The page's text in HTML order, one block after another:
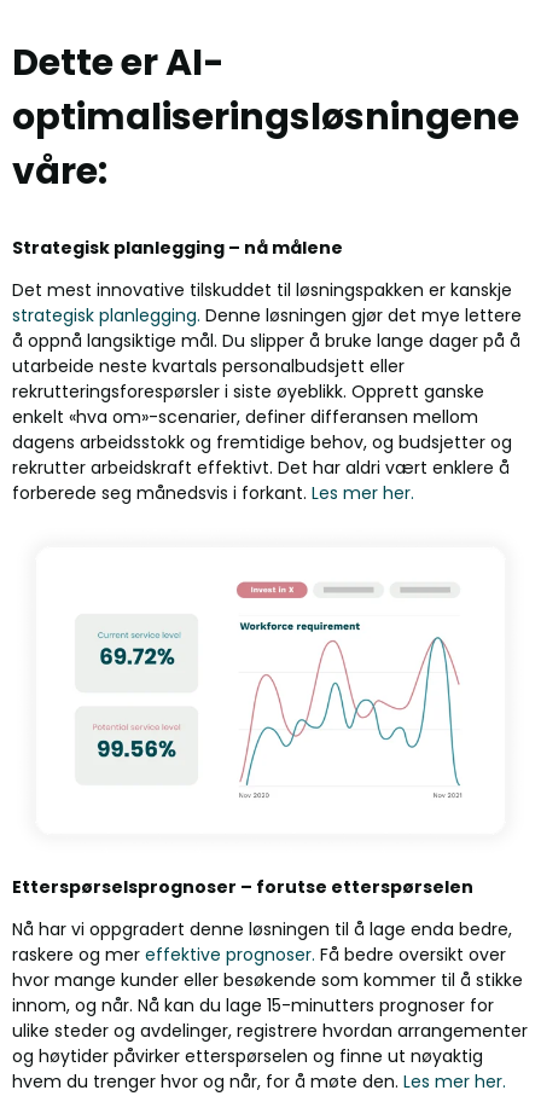
Dette er AI-
optimaliseringsløsningene
våre:
Strategisk planlegging – nå målene
Det mest innovative tilskuddet til løsningspakken er kanskje
strategisk planlegging. Denne løsningen gjør det mye lettere
å oppnå langsiktige mål. Du slipper å bruke lange dager på å
utarbeide neste kvartals personalbudsjett eller
rekrutteringsforespørsler i siste øyeblikk. Opprett ganske
enkelt «hva om»-scenarier, definer differansen mellom
dagens arbeidsstokk og fremtidige behov, og budsjetter og
rekrutter arbeidskraft effektivt. Det har aldri vært enklere å
forberede seg månedsvis i forkant. Les mer her.
Etterspørselsprognoser – forutse etterspørselen
Nå har vi oppgradert denne løsningen til å lage enda bedre,
raskere og mer effektive prognoser. Få bedre oversikt over
hvor mange kunder eller besøkende som kommer til å stikke
innom, og når. Nå kan du lage 15-minutters prognoser for
ulike steder og avdelinger, registrere hvordan arrangementer
og høytider påvirker etterspørselen og finne ut nøyaktig
hvem du trenger hvor og når, for å møte den. Les mer her.